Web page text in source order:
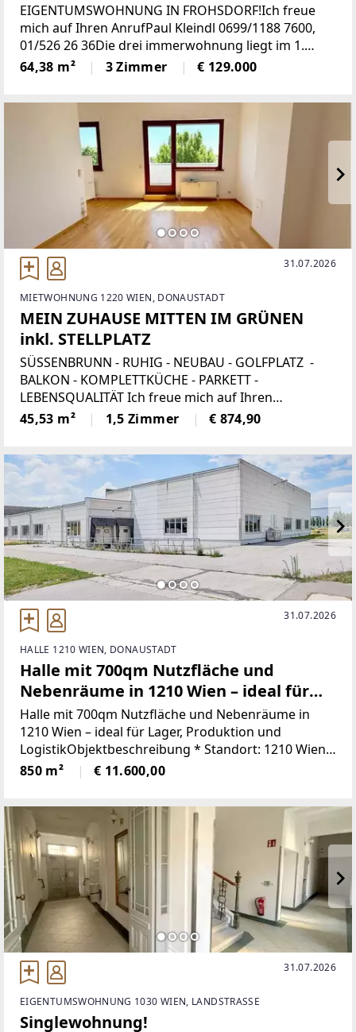
EIGENTUMSWOHNUNG IN FROHSDORF!Ich freue
mich auf Ihren AnrufPaul Kleindl 0699/1188 7600,
01/526 26 36Die drei immerwohnung liegt im 1.
Stock) und gliedert sich auf in eine Wohnküche
sowie zwei Schlafzimmer, beide mit Balkon Zugang
64,38 m² 3 Zimmer € 129.000
31.07.2026
MIETWOHNUNG 1220 WIEN, DONAUSTADT
MEIN ZUHAUSE MITTEN IM GRÜNEN
inkl. STELLPLATZ
SÜSSENBRUNN - RUHIG - NEUBAU - GOLFPLATZ -
BALKON - KOMPLETTKÜCHE - PARKETT -
LEBENSQUALITÄT Ich freue mich auf Ihren
Anruf!Paul Kleindl 0699/11 88 7600 oder 01/526 26
36Weingartenallee: Diese attraktive
45,53 m² 1,5 Zimmer € 874,90
31.07.2026
HALLE 1210 WIEN, DONAUSTADT
Halle mit 700qm Nutzfläche und
Nebenräume in 1210 Wien – ideal für
Lager, Produktion und Logistik
Halle mit 700qm Nutzfläche und Nebenräume in
1210 Wien – ideal für Lager, Produktion und
LogistikObjektbeschreibung * Standort: 1210 Wien *
Nutzfläche Halle: ca. 700qm, Deckenhöhe ca. 6 bis
7,2 m * Rampenbereich: 2 Rampen optimal
850 m² € 11.600,00
31.07.2026
EIGENTUMSWOHNUNG 1030 WIEN, LANDSTRASSE
Singlewohnung!